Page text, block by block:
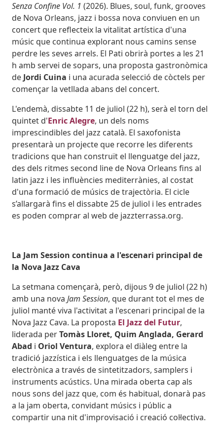
Senza Confine Vol. 1 (2026). Blues, soul, funk, grooves
de Nova Orleans, jazz i bossa nova conviuen en un
concert que reflecteix la vitalitat artística d'una
músic que continua explorant nous camins sense
perdre les seves arrels. El Pati obrirà portes a les 21
h amb servei de sopars, una proposta gastronòmica
de Jordi Cuina i una acurada selecció de còctels per
començar la vetllada abans del concert.
L'endemà, dissabte 11 de juliol (22 h), serà el torn del
quintet d'Enric Alegre, un dels noms
imprescindibles del jazz català. El saxofonista
presentarà un projecte que recorre les diferents
tradicions que han construït el llenguatge del jazz,
des dels ritmes second line de Nova Orleans fins al
latin jazz i les influències mediterrànies, al costat
d'una formació de músics de trajectòria. El cicle
s’allargarà fins el dissabte 25 de juliol i les entrades
es poden comprar al web de jazzterrassa.org.
La Jam Session continua a l'escenari principal de
la Nova Jazz Cava
La setmana començarà, però, dijous 9 de juliol (22 h)
amb una nova Jam Session, que durant tot el mes de
juliol manté viva l'activitat a l'escenari principal de la
Nova Jazz Cava. La proposta El Jazz del Futur,
liderada perTomàs Lloret, Quim Anglada, Gerard
Abad i Oriol Ventura, explora el diàleg entre la
tradició jazzística i els llenguatges de la música
electrònica a través de sintetitzadors, samplers i
instruments acústics. Una mirada oberta cap als
nous sons del jazz que, com és habitual, donarà pas
a la jam oberta, convidant músics i públic a
compartir una nit d'improvisació i creació col·lectiva.